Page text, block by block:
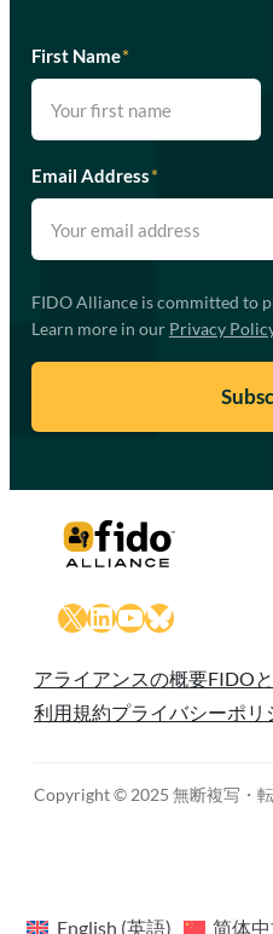
First Name*
Email Address*
FIDO Alliance is committed to
Learn more in our Privacy
X LinkedIn
YouTube
Bluesky
アライアンスの概要FIDO
利用規約プライバシーポリ
Copyright © 2025 無断複写・
English (英語) 简体